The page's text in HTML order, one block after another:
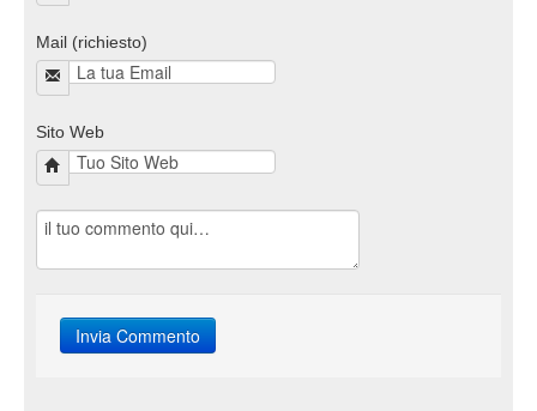
Mail (richiesto)
Sito Web